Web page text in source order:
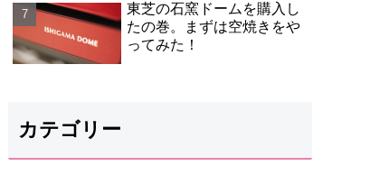
東芝の石窯ドームを購入し
たの巻。まずは空焼きをや
ってみた！
カテゴリー